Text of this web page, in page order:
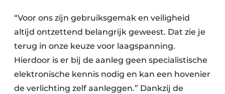
“Voor ons zijn gebruiksgemak en veiligheid
altijd ontzettend belangrijk geweest. Dat zie je
terug in onze keuze voor laagspanning.
Hierdoor is er bij de aanleg geen specialistische
elektronische kennis nodig en kan een hovenier
de verlichting zelf aanleggen.” Dankzij de